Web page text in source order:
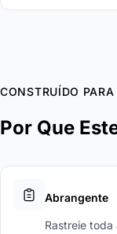
CONSTRUÍDO PARA
Por Que
Abrangente
Rastreie